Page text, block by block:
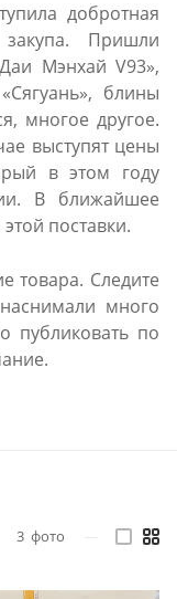
добротная
Пришли
Мэнхай V93»,
блины
многое другое.
выступят цены
в этом году
В ближайшее
поставки.
товара. Следите
много
публиковать по
3 фото